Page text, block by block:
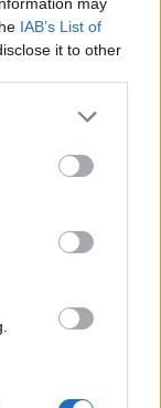
IAB’s List of
it to other
more Google
may click to
party tags to
below Google